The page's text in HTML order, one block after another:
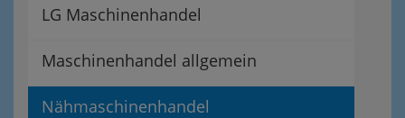
LG Maschinenhandel
Maschinenhandel allgemein
Nähmaschinenhandel